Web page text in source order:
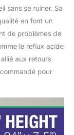
sans se ruiner. Sa
en font un
de problèmes de
le reflux acide
aux retours
pour